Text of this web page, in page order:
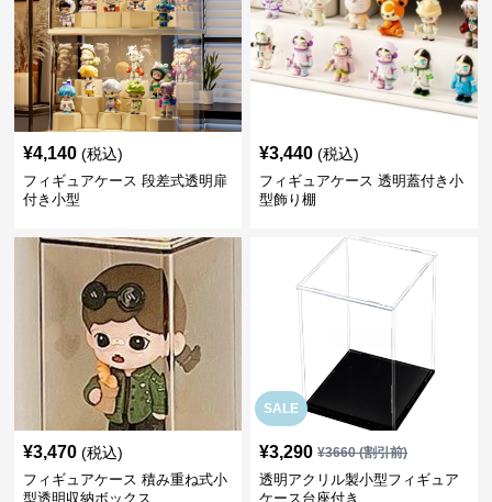
¥4,140 (税込)
フィギュアケース 段差式透明扉
付き小型
¥3,440 (税込)
フィギュアケース 透明蓋付き小
型飾り棚
¥3,470 (税込)
フィギュアケース 積み重ね式小
型透明収納ボックス
SALE
¥3,290 ¥3660(割引前)
透明アクリル製小型フィギュア
ケース台座付き